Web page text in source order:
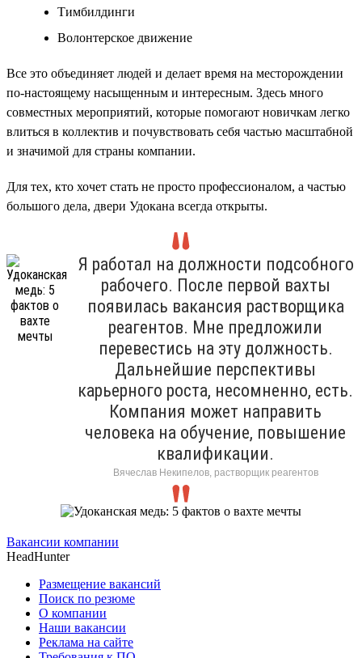
Тимбилдинги
Волонтерское движение
Все это объединяет людей и делает время на месторождении
по-настоящему насыщенным и интересным. Здесь много
совместных мероприятий, которые помогают новичкам легко
влиться в коллектив и почувствовать себя частью масштабной
и значимой для страны компании.
Для тех, кто хочет стать не просто профессионалом, а частью
большого дела, двери Удокана всегда открыты.
Я работал на должности подсобного
рабочего. После первой вахты
появилась вакансия растворщика
реагентов. Мне предложили
перевестись на эту должность.
Дальнейшие перспективы
карьерного роста, несомненно, есть.
Компания может направить
человека на обучение, повышение
квалификации.
Вячеслав Некипелов, растворщик реагентов
Вакансии компании
HeadHunter
Размещение вакансий
Поиск по резюме
О компании
Наши вакансии
Реклама на сайте